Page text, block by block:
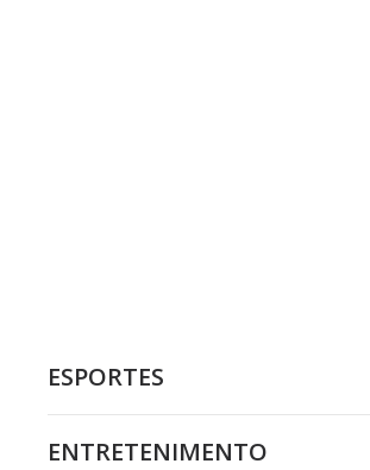
ESPORTES
ENTRETENIMENTO